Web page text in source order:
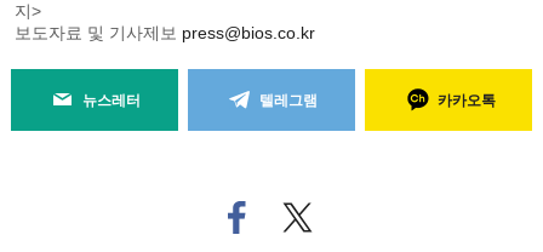
지>
보도자료 및 기사제보 press@bios.co.kr
뉴스레터 텔레그램 카카오톡
페
이
트위
터로